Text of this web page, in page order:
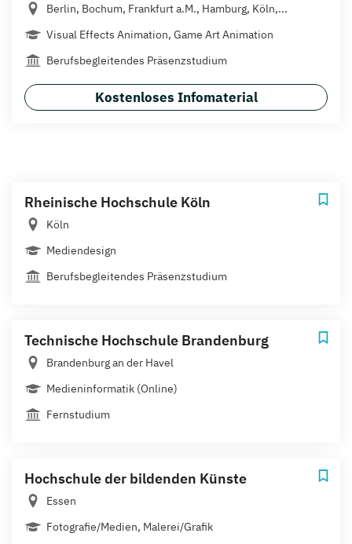
Berlin, Bochum, Frankfurt a.M., Hamburg, Köln,...
Visual Effects Animation, Game Art Animation
Berufsbegleitendes Präsenzstudium
Kostenloses Infomaterial
Rheinische Hochschule Köln
Köln
Mediendesign
Berufsbegleitendes Präsenzstudium
Technische Hochschule Brandenburg
Brandenburg an der Havel
Medieninformatik (Online)
Fernstudium
Hochschule der bildenden Künste
Essen
Fotografie/Medien, Malerei/Grafik